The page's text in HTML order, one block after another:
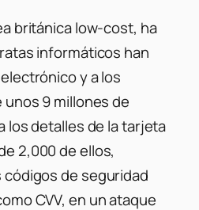
británica low-cost, ha
informáticos han
y a los
9 millones de
los detalles de la tarjeta
2,000 de ellos,
de seguridad
CVV, en un ataque